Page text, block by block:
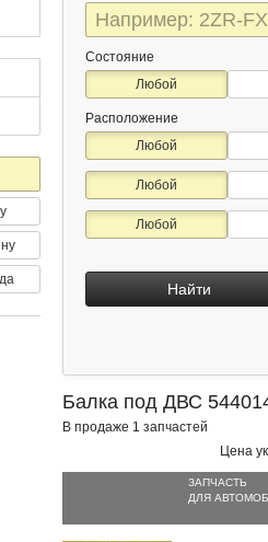
Состояние
Любой
Расположение
Любой
Любой
Любой
Найти
Балка под ДВС
В продаже 1 запчастей
Цена
ЗАПЧАСТЬ
ДЛЯ